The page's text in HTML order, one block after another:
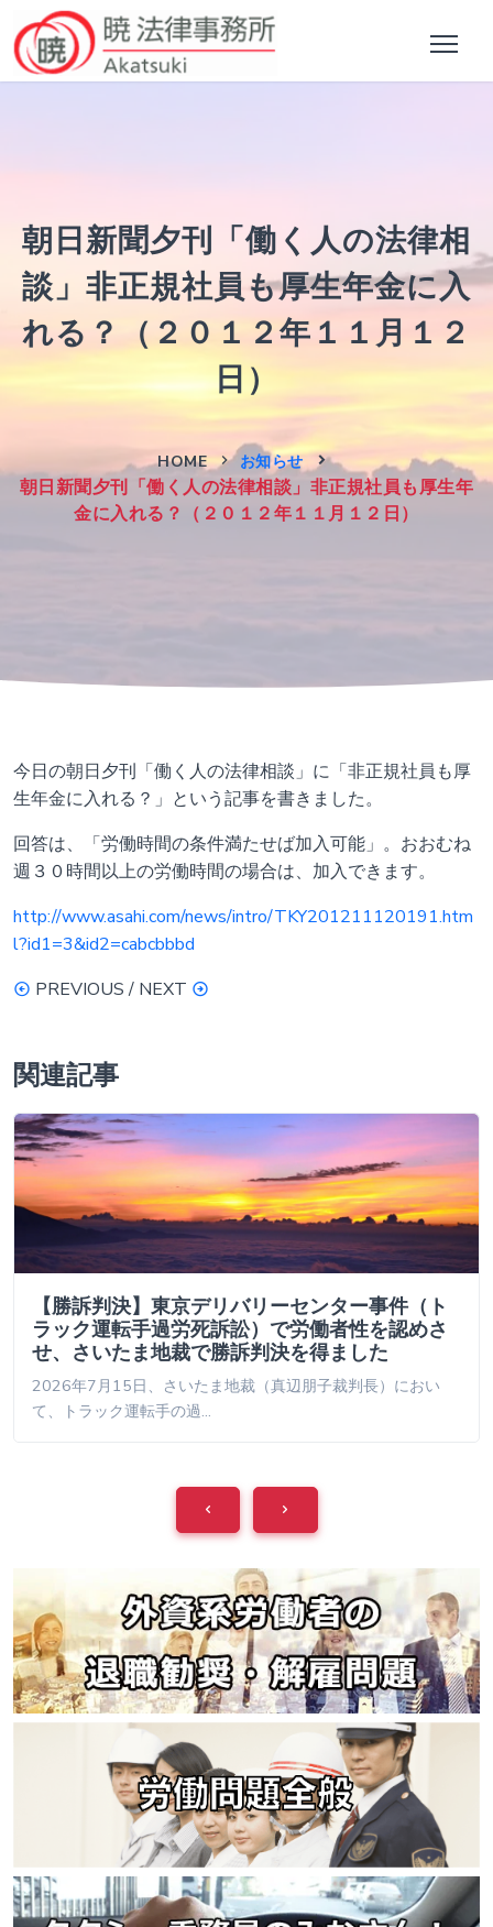
朝日新聞夕刊「働く人の法律相
談」非正規社員も厚生年金に入
れる？（２０１２年１１月１２
日）
HOME お知らせ
朝日新聞夕刊「働く人の法律相談」非正規社員も厚生年
金に入れる？（２０１２年１１月１２日）
今日の朝日夕刊「働く人の法律相談」に「非正規社員も厚
生年金に入れる？」という記事を書きました。
回答は、「労働時間の条件満たせば加入可能」。おおむね
週３０時間以上の労働時間の場合は、加入できます。
http://www.asahi.com/news/intro/TKY201211120191.htm
l?id1=3&id2=cabcbbbd
PREVIOUS / NEXT
関連記事
【勝訴判決】東京デリバリーセンター事件（ト
ラック運転手過労死訴訟）で労働者性を認めさ
せ、さいたま地裁で勝訴判決を得ました
2026年7月15日、さいたま地裁（真辺朋子裁判長）におい
て、トラック運転手の過…